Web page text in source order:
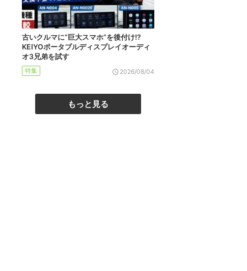
古いクルマに“巨大スマホ”を後付け!?
KEIYOポータブルディスプレイオーディ
オ3兄弟を試す
特集 2026/08/04
もっと見る